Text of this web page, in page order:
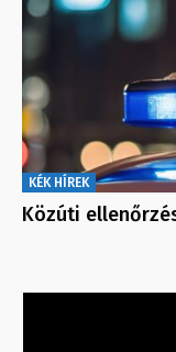
KÉK HÍREK
Közúti